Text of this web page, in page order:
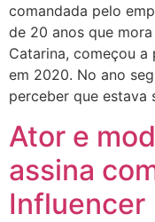
comandada pelo
de 20 anos que
Catarina, começou
em 2020. No ano
perceber que estava
Ator e
assina
Influencer